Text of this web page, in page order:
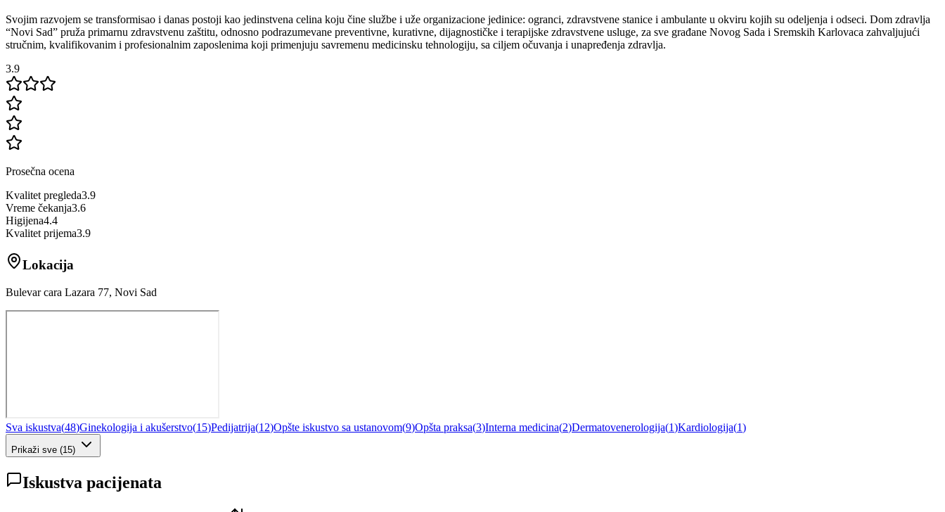
Svojim razvojem se transformisao i danas postoji kao jedinstvena celina koju čine službe i uže organizacione jedinice: ogranci, zdravstvene stanice i ambulante u okviru kojih su odeljenja i odseci. Dom zdravlja
“Novi Sad” pruža primarnu zdravstvenu zaštitu, odnosno podrazumevane preventivne, kurativne, dijagnostičke i terapijske zdravstvene usluge, za sve građane Novog Sada i Sremskih Karlovaca zahvaljujući
stručnim, kvalifikovanim i profesionalnim zaposlenima koji primenjuju savremenu medicinsku tehnologiju, sa ciljem očuvanja i unapređenja zdravlja.
3.9
Prosečna ocena
Kvalitet pregleda3.9
Vreme čekanja3.6
Higijena4.4
Kvalitet prijema3.9
Lokacija
Bulevar cara Lazara 77, Novi Sad
Sva iskustva(48)Ginekologija i akušerstvo(15)Pedijatrija(12)Opšte iskustvo sa ustanovom(9)Opšta praksa(3)Interna medicina(2)Dermatovenerologija(1)Kardiologija(1)
Prikaži sve (15)
Iskustva pacijenata